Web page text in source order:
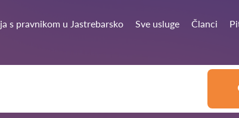
s pravnikom u Jastrebarsko Sve usluge Članci